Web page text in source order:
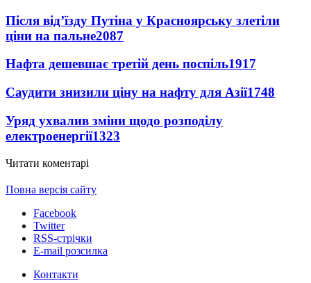
Після від’їзду Путіна у Красноярську злетіли
ціни на пальне2087
Нафта дешевшає третій день поспіль1917
Саудити знизили ціну на нафту для Азії1748
Уряд ухвалив зміни щодо розподілу
електроенергії1323
Читати коментарі
Повна версія сайту
Facebook
Twitter
RSS-стрічки
E-mail розсилка
Контакти